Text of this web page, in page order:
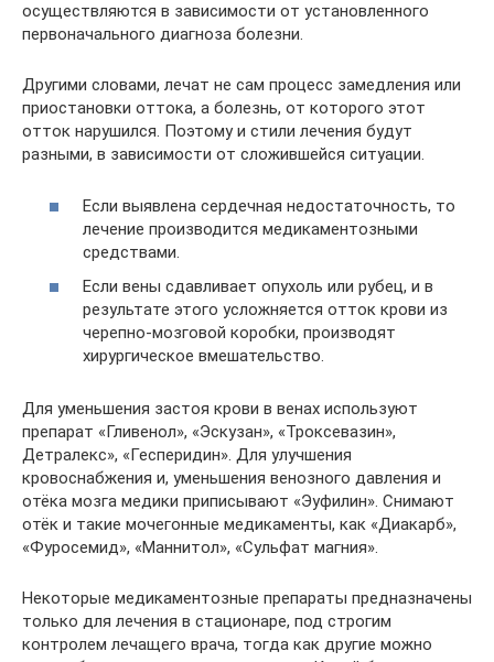
осуществляются в зависимости от установленного
первоначального диагноза болезни.
Другими словами, лечат не сам процесс замедления или
приостановки оттока, а болезнь, от которого этот
отток нарушился. Поэтому и стили лечения будут
разными, в зависимости от сложившейся ситуации.
Если выявлена сердечная недостаточность, то
лечение производится медикаментозными
средствами.
Если вены сдавливает опухоль или рубец, и в
результате этого усложняется отток крови из
черепно-мозговой коробки, производят
хирургическое вмешательство.
Для уменьшения застоя крови в венах используют
препарат «Гливенол», «Эскузан», «Троксевазин»,
Детралекс», «Гесперидин». Для улучшения
кровоснабжения и, уменьшения венозного давления и
отёка мозга медики приписывают «Эуфилин». Снимают
отёк и такие мочегонные медикаменты, как «Диакарб»,
«Фуросемид», «Маннитол», «Сульфат магния».
Некоторые медикаментозные препараты предназначены
только для лечения в стационаре, под строгим
контролем лечащего врача, тогда как другие можно